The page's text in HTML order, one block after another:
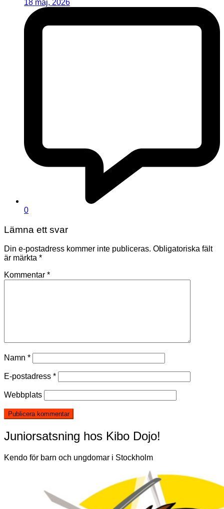
18 maj, 2026
0
Lämna ett svar
Din e-postadress kommer inte publiceras. Obligatoriska fält
är märkta *
Kommentar *
Namn *
E-postadress *
Webbplats
Juniorsatsning hos Kibo Dojo!
Kendo för barn och ungdomar i Stockholm